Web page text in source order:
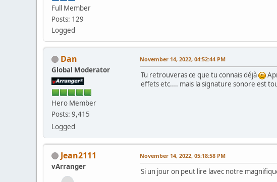
Full Member
Posts: 129
Logged
Dan
Global Moderator
Hero Member
Posts: 9,415
Logged
November 14, 2022, 04:52:44 PM
Tu retrouveras ce que tu connais déjà
effets etc.... mais la signature sonore est
Jean2111
vArranger
November 14, 2022, 05:18:58 PM
Si un jour on peut lire lavec notre